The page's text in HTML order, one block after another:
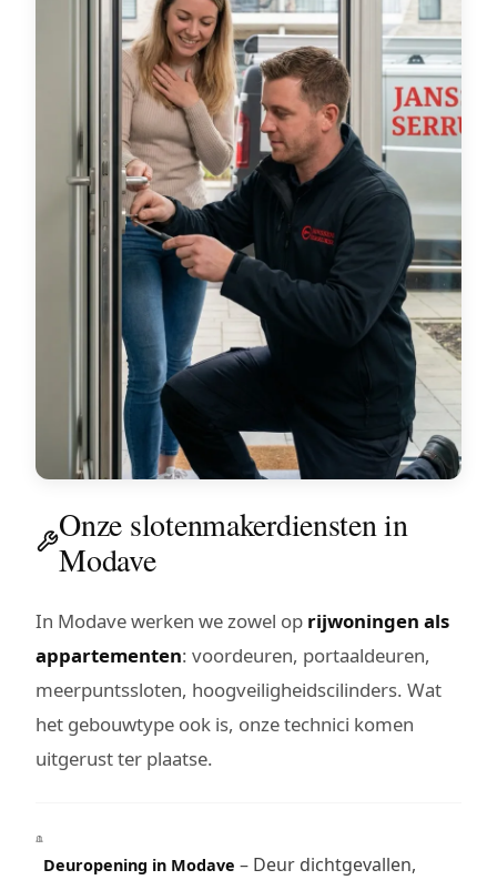
Onze slotenmakerdiensten in
Modave
In Modave werken we zowel op rijwoningen als
appartementen: voordeuren, portaaldeuren,
meerpuntssloten, hoogveiligheidscilinders. Wat
het gebouwtype ook is, onze technici komen
uitgerust ter plaatse.
Deuropening in Modave – Deur dichtgevallen,